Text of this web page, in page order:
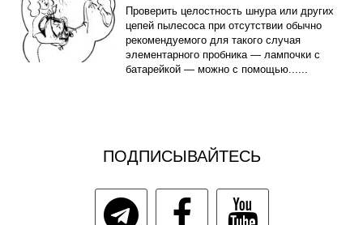
Проверить целостность шнура или других
цепей пылесоса при отсутствии обычно
рекомендуемого для такого случая
элементарного пробника — лампочки с
батарейкой — можно с помощью......
ПОДПИСЫВАЙТЕСЬ